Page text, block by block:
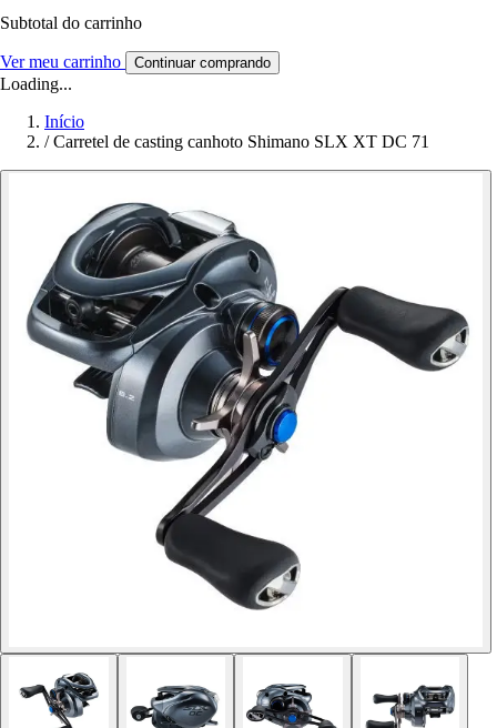
Subtotal do carrinho
Ver meu carrinho Continuar comprando
Loading...
Início
/ Carretel de casting canhoto Shimano SLX XT DC 71